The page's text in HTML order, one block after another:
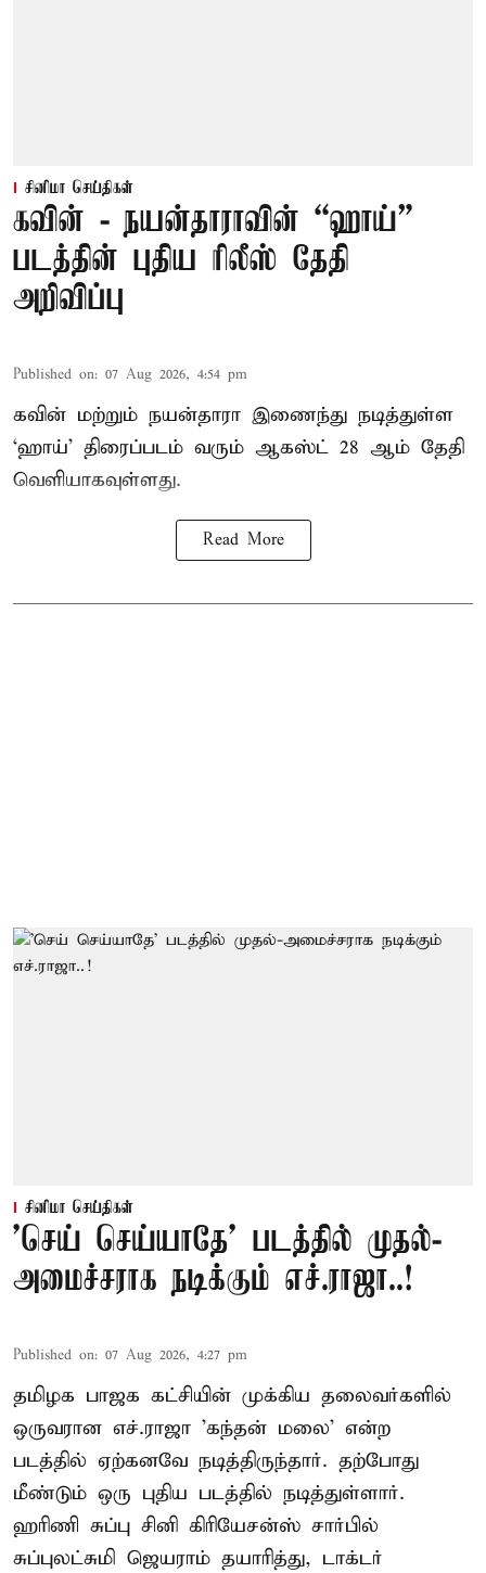
சினிமா செய்திகள்
கவின் - நயன்தாராவின் “ஹாய்”
படத்தின் புதிய ரிலீஸ் தேதி
அறிவிப்பு
Published on: 07 Aug 2026, 4:54 pm
கவின் மற்றும் நயன்தாரா இணைந்து நடித்துள்ள
‘ஹாய்’ திரைப்படம் வரும் ஆகஸ்ட் 28 ஆம் தேதி
வெளியாகவுள்ளது.
Read More
சினிமா செய்திகள்
'செய் செய்யாதே' படத்தில் முதல்-
அமைச்சராக நடிக்கும் எச்.ராஜா..!
Published on: 07 Aug 2026, 4:27 pm
தமிழக பாஜக கட்சியின் முக்கிய தலைவர்களில்
ஒருவரான எச்.ராஜா 'கந்தன் மலை' என்ற
படத்தில் ஏற்கனவே நடித்திருந்தார். தற்போது
மீண்டும் ஒரு புதிய படத்தில் நடித்துள்ளார்.
ஹரிணி சுப்பு சினி கிரியேசன்ஸ் சார்பில்
சுப்புலட்சுமி ஜெயராம் தயாரித்து, டாக்டர்